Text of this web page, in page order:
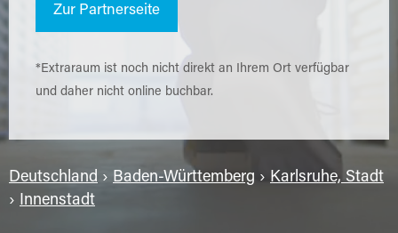
Zur Partnerseite
*Extraraum ist noch nicht direkt an Ihrem Ort verfügbar
und daher nicht online buchbar.
Deutschland › Baden-Württemberg › Karlsruhe, Stadt
› Innenstadt